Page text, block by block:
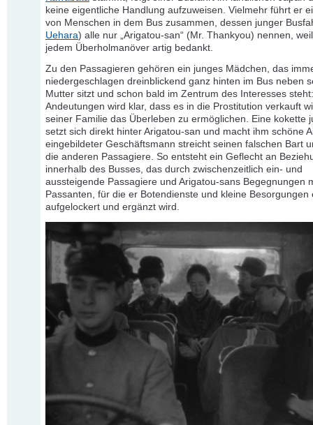
keine eigentliche Handlung aufzuweisen. Vielmehr führt er
von Menschen in dem Bus zusammen, dessen junger
Uehara) alle nur „Arigatou-san“ (Mr. Thankyou) nennen,
jedem Überholmanöver artig bedankt.
Zu den Passagieren gehören ein junges Mädchen, das
niedergeschlagen dreinblickend ganz hinten im Bus neben
Mutter sitzt und schon bald im Zentrum des Interesses
Andeutungen wird klar, dass es in die Prostitution verkauft
seiner Familie das Überleben zu ermöglichen. Eine kokette
setzt sich direkt hinter Arigatou-san und macht ihm schöne
eingebildeter Geschäftsmann streicht seinen falschen Bart
die anderen Passagiere. So entsteht ein Geflecht an
innerhalb des Busses, das durch zwischenzeitlich ein- und
aussteigende Passagiere und Arigatou-sans Begegnungen
Passanten, für die er Botendienste und kleine Besorgungen
aufgelockert und ergänzt wird.